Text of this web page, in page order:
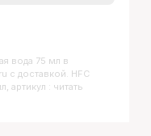
вода 75 мл в
с доставкой. HFC
артикул : читать